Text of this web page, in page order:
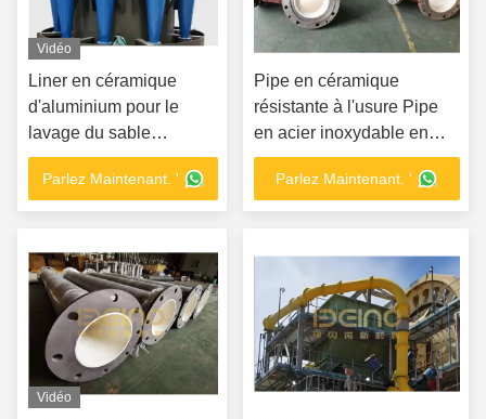
Vidéo
Liner en céramique
d'aluminium pour le
lavage du sable
Hydrocyclone - Solution
résistante à l'usure
Parlez Maintenant. '
Pipe en céramique
résistante à l'usure Pipe
en acier inoxydable en
aluminium en céramique
Parlez Maintenant. '
Vidéo